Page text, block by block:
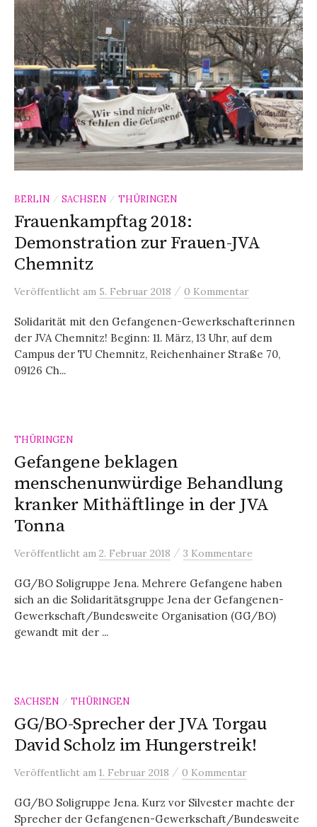
BERLIN / SACHSEN / THÜRINGEN
Frauenkampftag 2018:
Demonstration zur Frauen-JVA
Chemnitz
Veröffentlicht am 5. Februar 2018 / 0 Kommentar
Solidarität mit den Gefangenen-Gewerkschafterinnen
der JVA Chemnitz! Beginn: 11. März, 13 Uhr, auf dem
Campus der TU Chemnitz, Reichenhainer Straße 70,
09126 Ch...
THÜRINGEN
Gefangene beklagen
menschenunwürdige Behandlung
kranker Mithäftlinge in der JVA
Tonna
Veröffentlicht am 2. Februar 2018 / 3 Kommentare
GG/BO Soligruppe Jena. Mehrere Gefangene haben
sich an die Solidaritätsgruppe Jena der Gefangenen-
Gewerkschaft/Bundesweite Organisation (GG/BO)
gewandt mit der ...
SACHSEN / THÜRINGEN
GG/BO-Sprecher der JVA Torgau
David Scholz im Hungerstreik!
Veröffentlicht am 1. Februar 2018 / 0 Kommentar
GG/BO Soligruppe Jena. Kurz vor Silvester machte der
Sprecher der Gefangenen-Gewerkschaft/Bundesweite